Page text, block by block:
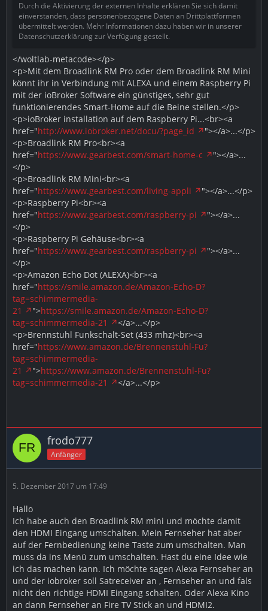
Durch die Aktivierung der externen Inhalte erklären Sie sich damit
einverstanden, dass personenbezogene Daten an Drittplattformen
übermittelt werden. Mehr Informationen dazu haben wir in unserer
Datenschutzerklärung zur Verfügung gestellt.
</woltlab-metacode></p>
<p>Mit dem Broadlink RM Pro oder dem Broadlink RM Mini
könnt ihr in Verbindung mit ALEXA und einem Raspberry Pi
mit der ioBroker Software ein günstiges, sehr gut
funktionierendes Smart-Home auf die Beine stellen.</p>
<p>ioBroker installation auf dem Raspberry Pi...<br><a
href="http://www.iobroker.net/docu/?page_id
"></a>...</p>
<p>Broadlink RM Pro<br><a
href="https://www.gearbest.com/smart-home-c
"></a>...
</p>
<p>Broadlink RM Mini<br><a
href="https://www.gearbest.com/living-appli
"></a>...</p>
<p>Raspberry Pi<br><a
href="https://www.gearbest.com/raspberry-pi
"></a>...
</p>
<p>Raspberry Pi Gehäuse<br><a
href="https://www.gearbest.com/raspberry-pi
"></a>...
</p>
<p>Amazon Echo Dot (ALEXA)<br><a
href="https://smile.amazon.de/Amazon-Echo-D?
tag=schimmermedia-
21
">https://smile.amazon.de/Amazon-Echo-D?
tag=schimmermedia-21
</a>...</p>
<p>Brennstuhl Funkschalt-Set (433 mhz)<br><a
href="https://www.amazon.de/Brennenstuhl-Fu?
tag=schimmermedia-
21
">https://www.amazon.de/Brennenstuhl-Fu?
tag=schimmermedia-21
</a>...</p>
frodo777
Anfänger
5. Dezember 2017 um 17:49
Hallo
Ich habe auch den Broadlink RM mini und möchte damit
den HDMI Eingang umschalten. Mein Fernseher hat aber
auf der Fernbedienung keine Taste zum umschalten. Man
muss da ins Menü zum umschalten. Hast du eine Idee wie
ich das machen kann. Ich möchte sagen Alexa Fernseher an
und der iobroker soll Satreceiver an , Fernseher an und fals
nicht den richtige HDMI Eingang schalten. Oder Alexa Kino
an dann Fernseher an Fire TV Stick an und HDMI2.